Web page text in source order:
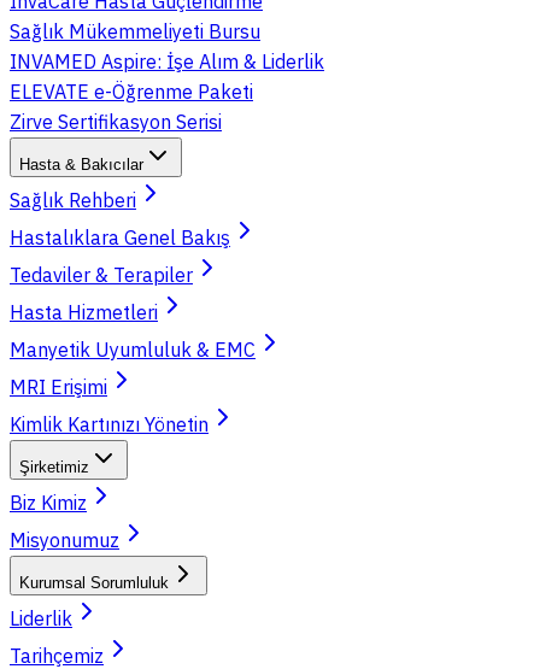
Sağlık Mükemmeliyeti Bursu
INVAMED Aspire: İşe Alım & Liderlik
ELEVATE e-Öğrenme Paketi
Zirve Sertifikasyon Serisi
Hasta & Bakıcılar
Sağlık Rehberi
Hastalıklara Genel Bakış
Tedaviler & Terapiler
Hasta Hizmetleri
Manyetik Uyumluluk & EMC
MRI Erişimi
Kimlik Kartınızı Yönetin
Şirketimiz
Biz Kimiz
Misyonumuz
Kurumsal Sorumluluk
Liderlik
Tarihçemiz